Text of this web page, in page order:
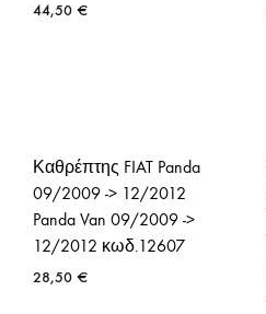
44,50 €
Καθρέπτης FIAT Panda
09/2009 -> 12/2012
Panda Van 09/2009 ->
12/2012 κωδ.12607
28,50 €